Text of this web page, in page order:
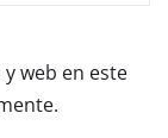
web en este